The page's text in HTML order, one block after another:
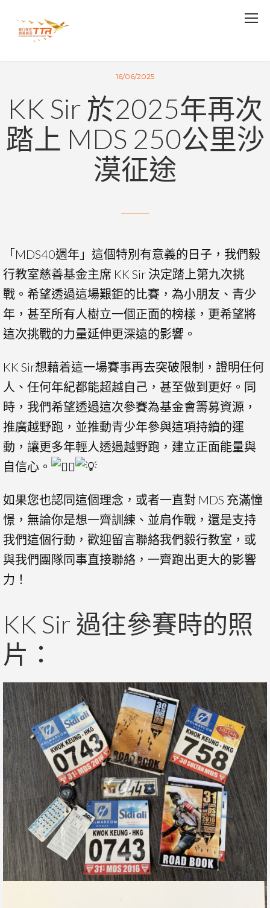
16/06/2025
KK Sir 於2025年再次
踏上 MDS 250公里沙
漠征途
「MDS40週年」這個特別有意義的日子，我們毅
行教室慈善基金主席 KK Sir 決定踏上第九次挑
戰。希望透過這場艱鉅的比賽，為小朋友、青少
年，甚至所有人樹立一個正面的榜樣，更希望將
這次挑戰的力量延伸更深遠的影響。
KK Sir想藉着這一場賽事再去突破限制，證明任何
人、任何年紀都能超越自己，甚至做到更好。同
時，我們希望透過這次參賽為基金會籌募資源，
推廣越野跑，並推動青少年參與這項持續的運
動，讓更多年輕人透過越野跑，建立正面能量與
自信心。
如果您也認同這個理念，或者一直對 MDS 充滿憧
憬，無論你是想一齊訓練、並肩作戰，還是支持
我們這個行動，歡迎留言聯絡我們毅行教室，或
與我們團隊同事直接聯絡，一齊跑出更大的影響
力！
KK Sir 過往參賽時的照
片：